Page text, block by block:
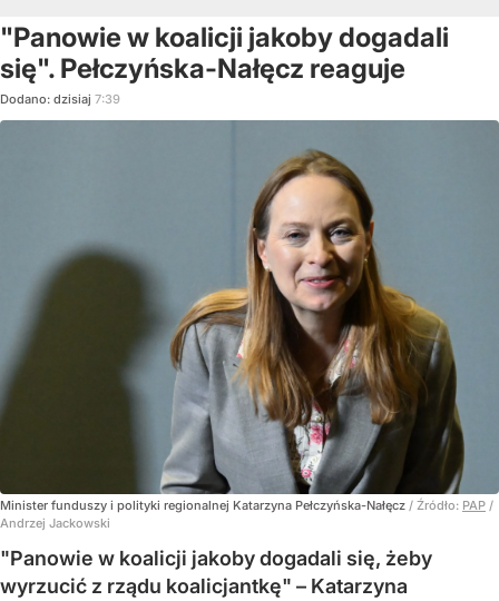
"Panowie w koalicji jakoby dogadali
się". Pełczyńska-Nałęcz reaguje
Dodano: dzisiaj 7:39
Minister funduszy i polityki regionalnej Katarzyna Pełczyńska-Nałęcz / Źródło: PAP /
Andrzej Jackowski
"Panowie w koalicji jakoby dogadali się, żeby
wyrzucić z rządu koalicjantkę" – Katarzyna